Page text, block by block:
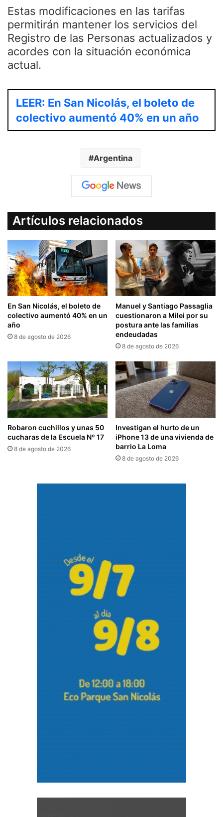
Estas modificaciones en las tarifas
permitirán mantener los servicios del
Registro de las Personas actualizados y
acordes con la situación económica
actual.
LEER: En San Nicolás, el boleto de
colectivo aumentó 40% en un año
Argentina
Artículos relacionados
En San Nicolás, el boleto de
colectivo aumentó 40% en un
año
8 de agosto de 2026
Manuel y Santiago Passaglia
cuestionaron a Milei por su
postura ante las familias
endeudadas
8 de agosto de 2026
Robaron cuchillos y unas 50
cucharas de la Escuela Nº 17
8 de agosto de 2026
Investigan el hurto de un
iPhone 13 de una vivienda de
barrio La Loma
8 de agosto de 2026